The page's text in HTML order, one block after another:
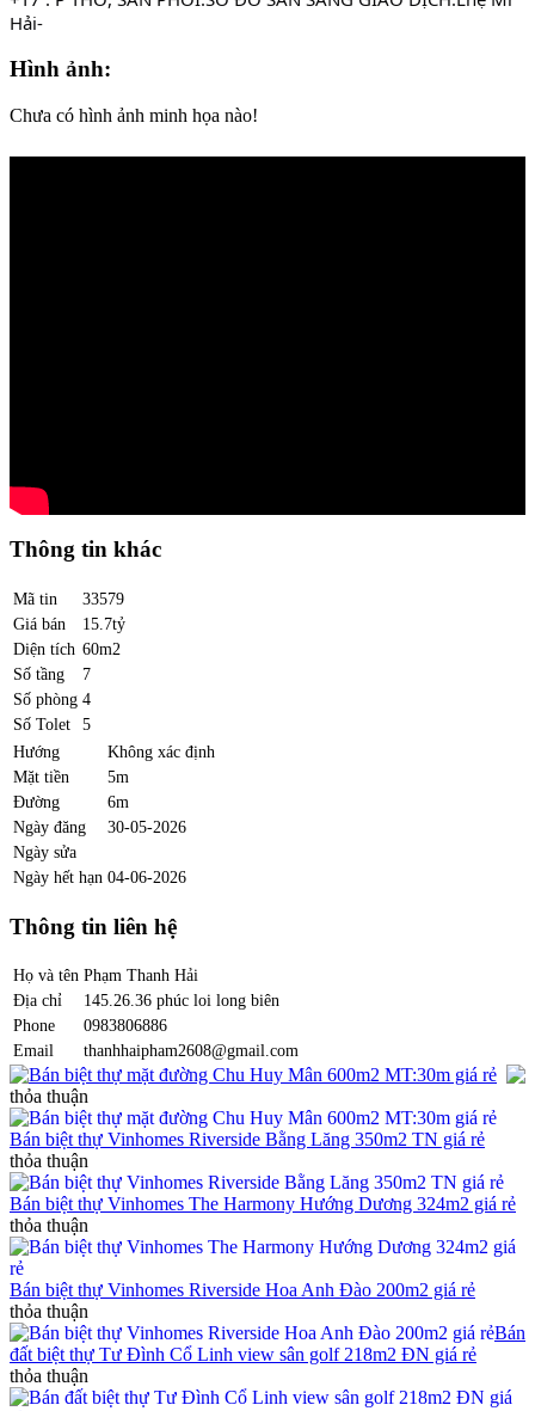
Hải-
Hình ảnh:
Chưa có hình ảnh minh họa nào!
Thông tin khác
Mã tin
33579
Giá bán
15.7tỷ
Diện tích 60m2
Số tầng
7
Số phòng 4
Số Tolet
5
Hướng
Không xác định
Mặt tiền
5m
Đường
6m
Ngày đăng
30-05-2026
Ngày sửa
Ngày hết hạn 04-06-2026
Thông tin liên hệ
Họ và tên Phạm Thanh Hải
Địa chỉ
145.26.36 phúc loi long biên
Phone
0983806886
Email
thanhhaipham2608@gmail.com
Bán biệt thự mặt đường Chu Huy Mân 600m2 MT:30m giá rẻ
thỏa thuận
Bán biệt thự Vinhomes Riverside Bằng Lăng 350m2 TN giá rẻ
thỏa thuận
Bán biệt thự Vinhomes The Harmony Hướng Dương 324m2 giá rẻ
thỏa thuận
Bán biệt thự Vinhomes Riverside Hoa Anh Đào 200m2 giá rẻ
thỏa thuận
Bán
đất biệt thự Tư Đình Cổ Linh view sân golf 218m2 ĐN giá rẻ
thỏa thuận